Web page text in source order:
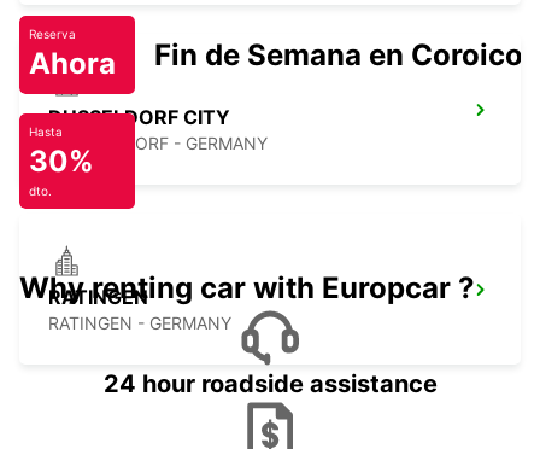
DUSSELDORF CITY
DUESSELDORF - GERMANY
RATINGEN
RATINGEN - GERMANY
Reserva
Ahora Fin de Semana en Coroico.
Hasta
30%
dto.
Why renting car with Europcar ?
24 hour roadside assistance